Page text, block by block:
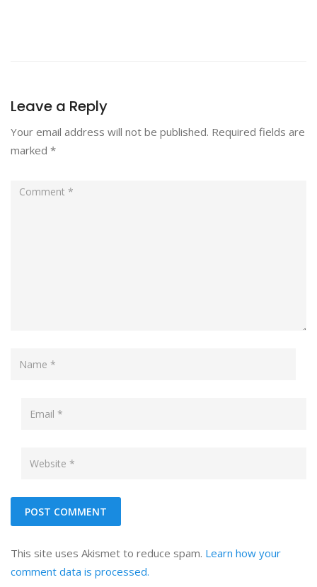
Leave a Reply
Your email address will not be published. Required fields are
marked *
This site uses Akismet to reduce spam. Learn how your
comment data is processed.